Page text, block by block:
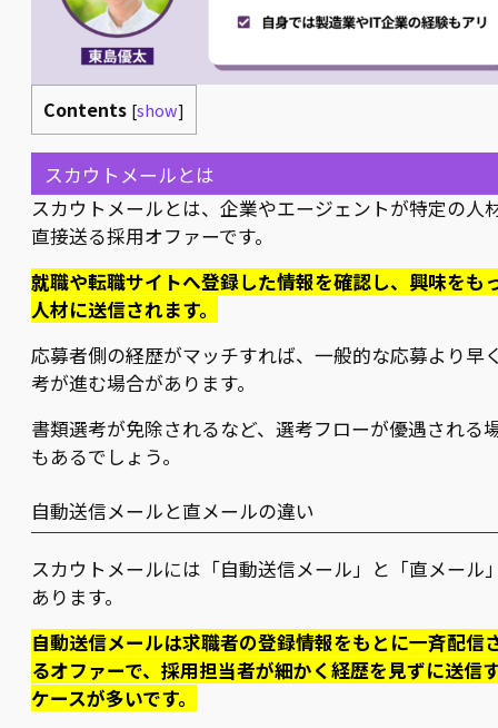
Contents [show]
スカウトメールとは
スカウトメールとは、企業やエージェントが特定の人
直接送る採用オファーです。
就職や転職サイトへ登録した情報を確認し、興味をも
人材に送信されます。
応募者側の経歴がマッチすれば、一般的な応募より早
考が進む場合があります。
書類選考が免除されるなど、選考フローが優遇される
もあるでしょう。
自動送信メールと直メールの違い
スカウトメールには「自動送信メール」と「直メール
あります。
自動送信メールは求職者の登録情報をもとに一斉配信
るオファーで、採用担当者が細かく経歴を見ずに送信
ケースが多いです。